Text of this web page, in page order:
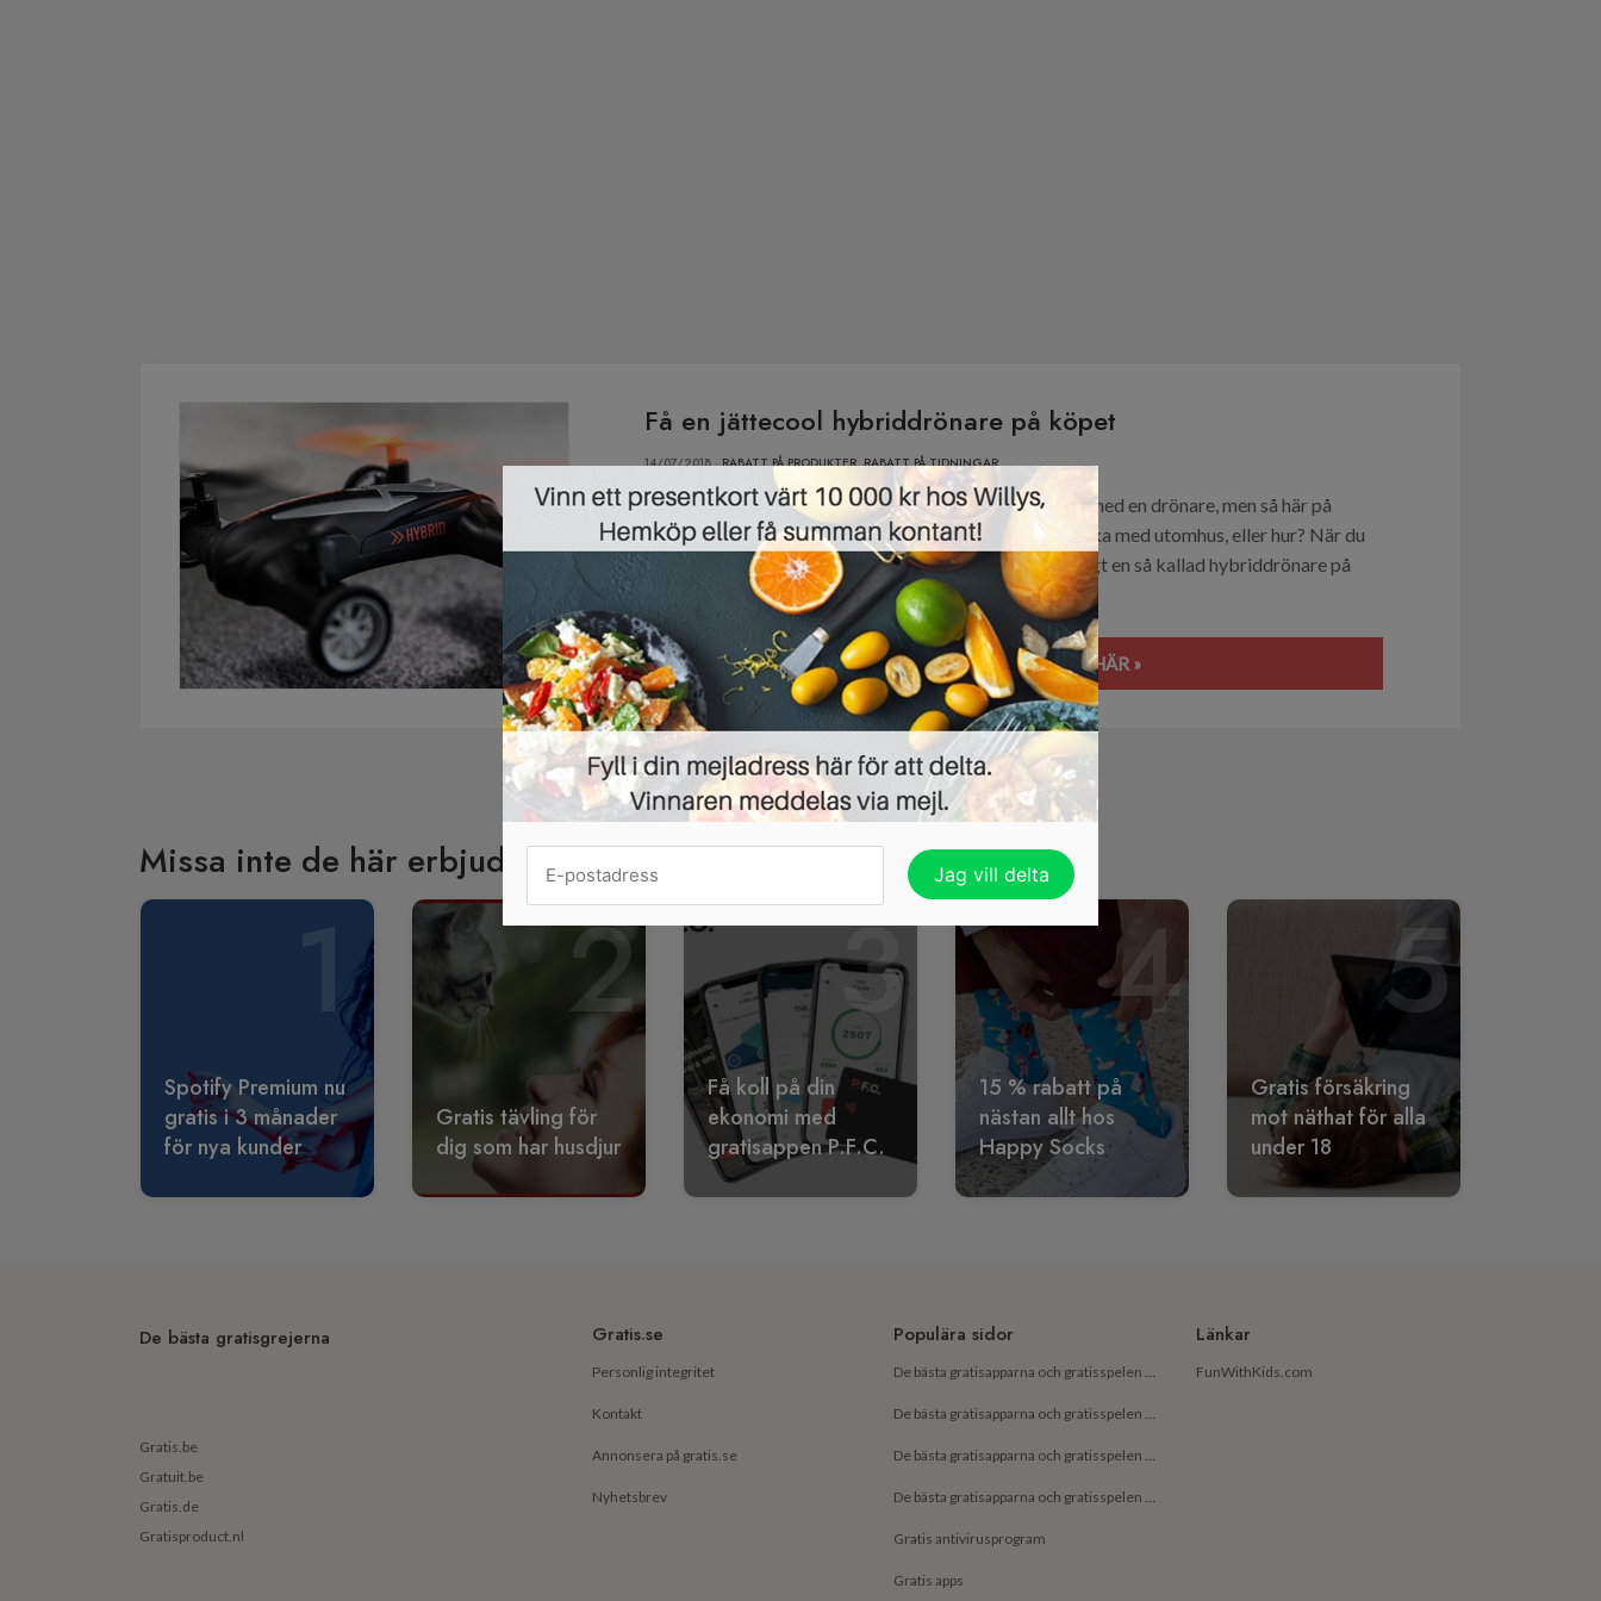
Få en jättecool hybriddrönare på köpet
14/07/2018 ·RABATT PÅ PRODUKTER,RABATT PÅ TIDNINGAR
Det var inte många dagar sedan vi hade ett erbjudande med en drönare, men så här på
sommaren kan man ju inte få nog av häftiga prylar att leka med utomhus, eller hur? När du
beställer två nummer av Allt om Historia får du samtidigt en så kallad hybriddrönare på
köpet. Och vad är nu...Läs mer »
SPARA HUNDRALAPPAT HÄR »
Missa inte de här erbjudandena heller:
1
Spotify Premium nu
gratis i 3 månader
för nya kunder
2
Gratis tävling för
dig som har husdjur
3
Få koll på din
ekonomi med
gratisappen P.F.C.
4
15 % rabatt på
nästan allt hos
Happy Socks
5
Gratis försäkring
mot näthat för alla
under 18
De bästa gratisgrejerna
Gratis.be
Gratuit.be
Gratis.de
Gratisproduct.nl
Gratis.se
Personlig integritet
Kontakt
Annonsera på gratis.se
Nyhetsbrev
Populära sidor
De bästa gratisapparna och gratisspelen på Android för små barn
De bästa gratisapparna och gratisspelen på Android för barn
De bästa gratisapparna och gratisspelen på iPhone för små barn
De bästa gratisapparna och gratisspelen på iPhone för barn
Gratis antivirusprogram
Gratis apps
Länkar
FunWithKids.com